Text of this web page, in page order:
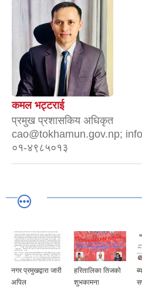
कमल भट्टराई
प्रमुख प्रशासकिय अधिकृत
cao@tokhamun.gov.np;
०१-४९८५०१३
नगर प्रमुखद्वारा जारी
अपिल
हरितालिका तिजको
शुभकामना